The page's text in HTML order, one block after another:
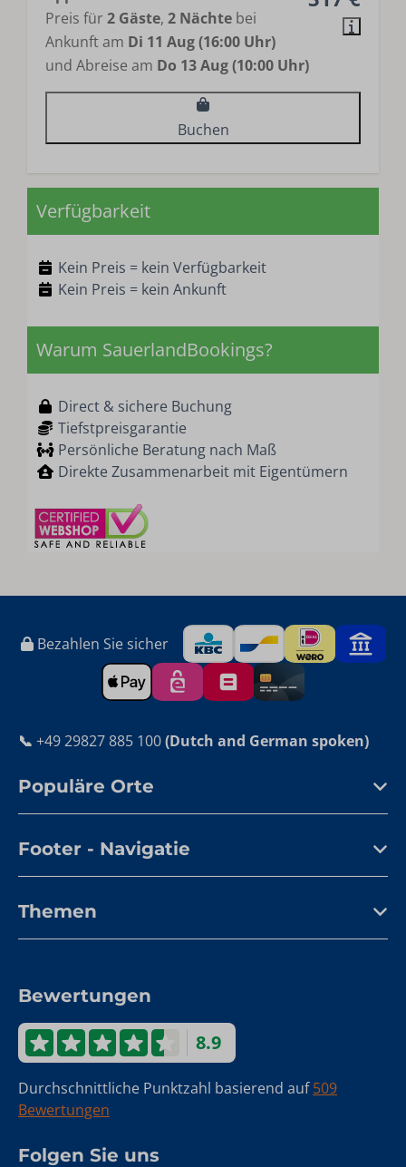
Preis für2 Gäste, 2 Nächte bei
Ankunft am Di 11 Aug (16:00 Uhr)
und Abreise am Do 13 Aug (10:00 Uhr)
Buchen
Verfügbarkeit
Kein Preis = kein Verfügbarkeit
Kein Preis = kein Ankunft
Warum SauerlandBookings?
Direct & sichere Buchung
Tiefstpreisgarantie
Persönliche Beratung nach Maß
Direkte Zusammenarbeit mit Eigentümern
Bezahlen Sie sicher
📞 +49 29827 885 100(Dutch and German spoken)
Populäre Orte
Footer - Navigatie
Themen
Bewertungen
8.9
Durchschnittliche Punktzahl basierend auf509
Bewertungen
Folgen Sie uns